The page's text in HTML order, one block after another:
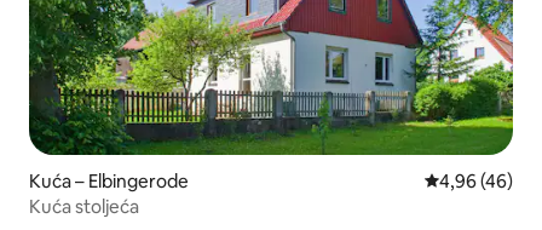
Kuća – Elbingerode Prosječna
4,96 (46)
Kuća stoljeća